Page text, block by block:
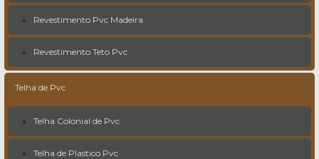
Revestimento Pvc Madeira
Revestimento Teto Pvc
Telha de Pvc
Telha Colonial de Pvc
Telha de Plastico Pvc